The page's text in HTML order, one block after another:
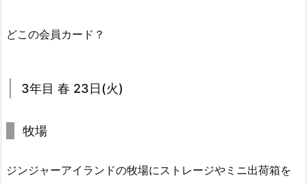
どこの会員カード？
3年目 春 23日(火)
牧場
ジンジャーアイランドの牧場にストレージやミニ出荷箱を